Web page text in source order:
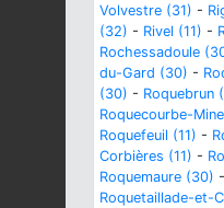
Volvestre (31) -
(32) - Rivel (11) -
Rochessadoule
du-Gard (30) -
(30) - Roquebrun
Roquecourbe-
Roquefeuil (11) -
Corbières (11) -
Roquemaure (30) -
Roquetaillade-et-